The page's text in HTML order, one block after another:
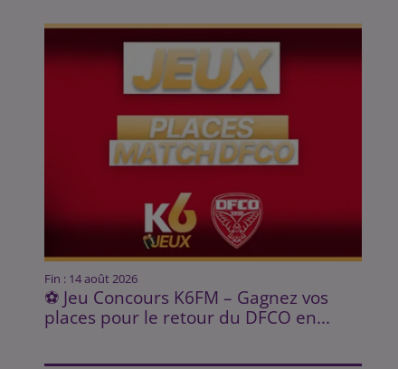
Fin : 14 août 2026
⚽ Jeu Concours K6FM – Gagnez vos
places pour le retour du DFCO en...